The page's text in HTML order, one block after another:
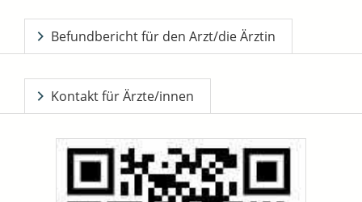
Befundbericht für den Arzt/die Ärztin
Kontakt für Ärzte/innen